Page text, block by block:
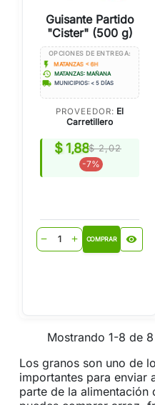
Guisante Partido
"Cister" (500 g)
OPCIONES DE ENTREGA:
flash_on MATANZAS < 6H
history MATANZAS: MAÑANA
local_shipping MUNICIPIOS: < 5 DÍAS
PROVEEDOR: El
Carretillero
$ 1,88$ 2,02
-7%
remove add COMPRAR visibility
Mostrando 1-8 de
Los granos son uno de
importantes para enviar
parte de la alimentación